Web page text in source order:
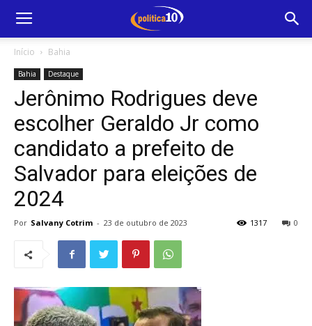
Início Bahia
Bahia Destaque
Jerônimo Rodrigues deve
escolher Geraldo Jr como
candidato a prefeito de
Salvador para eleições de
2024
Por Salvany Cotrim - 23 de outubro de 2023 0
1317